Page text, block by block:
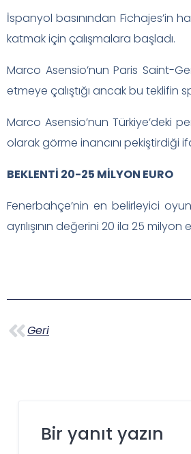
İspanyol basınından Fichajes’in
katmak için çalışmalara başladı.
Marco Asensio’nun Paris Saint-
etmeye çalıştığı ancak bu teklifin
Marco Asensio’nun Türkiye’deki
olarak görme inancını pekiştirdiği
BEKLENTİ 20-25 MİLYON EURO
Fenerbahçe’nin en belirleyici
ayrılışının değerini 20 ila 25
Geri
Bir yanıt yazın